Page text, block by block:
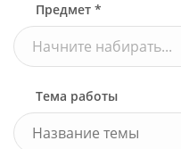
Предмет *
Начните набирать...
Тема работы